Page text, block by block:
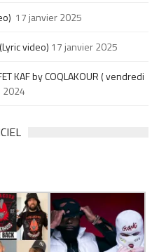
17 janvier 2025
video) 17 janvier 2025
KAF by COQLAKOUR ( vendredi
2024